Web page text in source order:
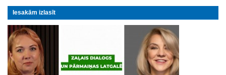
Iesakām izlasīt